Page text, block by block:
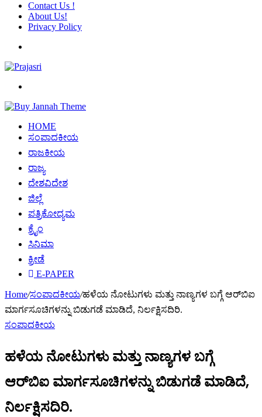
Contact Us !
About Us!
Privacy Policy
HOME
ಸಂಪಾದಕೀಯ
ರಾಜಕೀಯ
ರಾಜ್ಯ
ದೇಶವಿದೇಶ
ಜಿಲ್ಲೆ
ಪತ್ರಿಕೋದ್ಯಮ
ಕ್ರೈಂ
ಸಿನಿಮಾ
ಕ್ರೀಡೆ
E-PAPER
Home/ಸಂಪಾದಕೀಯ/ಹಳೆಯ ನೋಟುಗಳು ಮತ್ತು ನಾಣ್ಯಗಳ ಬಗ್ಗೆ ಆರ್‌ಬಿಐ
ಮಾರ್ಗಸೂಚಿಗಳನ್ನು ಬಿಡುಗಡೆ ಮಾಡಿದೆ, ನಿರ್ಲಕ್ಷಿಸದಿರಿ.
ಸಂಪಾದಕೀಯ
ಹಳೆಯ ನೋಟುಗಳು ಮತ್ತು ನಾಣ್ಯಗಳ ಬಗ್ಗೆ
ಆರ್‌ಬಿಐ ಮಾರ್ಗಸೂಚಿಗಳನ್ನು ಬಿಡುಗಡೆ ಮಾಡಿದೆ,
ನಿರ್ಲಕ್ಷಿಸದಿರಿ.